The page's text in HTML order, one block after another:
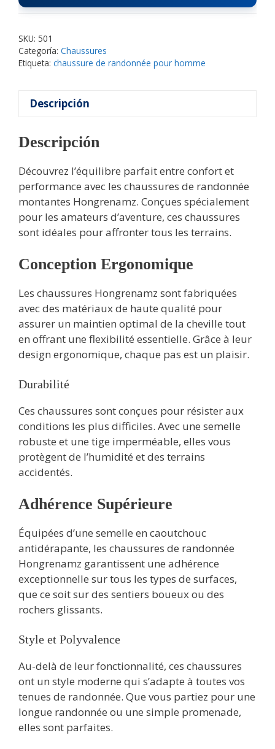
SKU: 501
Categoría: Chaussures
Etiqueta: chaussure de randonnée pour homme
Descripción
Descripción
Découvrez l’équilibre parfait entre confort et
performance avec les chaussures de randonnée
montantes Hongrenamz. Conçues spécialement
pour les amateurs d’aventure, ces chaussures
sont idéales pour affronter tous les terrains.
Conception Ergonomique
Les chaussures Hongrenamz sont fabriquées
avec des matériaux de haute qualité pour
assurer un maintien optimal de la cheville tout
en offrant une flexibilité essentielle. Grâce à leur
design ergonomique, chaque pas est un plaisir.
Durabilité
Ces chaussures sont conçues pour résister aux
conditions les plus difficiles. Avec une semelle
robuste et une tige imperméable, elles vous
protègent de l’humidité et des terrains
accidentés.
Adhérence Supérieure
Équipées d’une semelle en caoutchouc
antidérapante, les chaussures de randonnée
Hongrenamz garantissent une adhérence
exceptionnelle sur tous les types de surfaces,
que ce soit sur des sentiers boueux ou des
rochers glissants.
Style et Polyvalence
Au-delà de leur fonctionnalité, ces chaussures
ont un style moderne qui s’adapte à toutes vos
tenues de randonnée. Que vous partiez pour une
longue randonnée ou une simple promenade,
elles sont parfaites.